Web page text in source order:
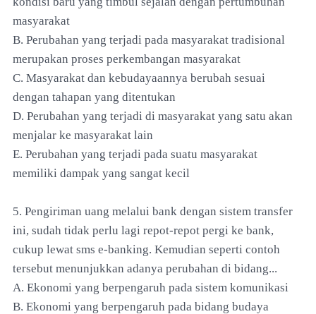
masyarakat
B. Perubahan yang terjadi pada masyarakat tradisional
merupakan proses perkembangan masyarakat
C. Masyarakat dan kebudayaannya berubah sesuai
dengan tahapan yang ditentukan
D. Perubahan yang terjadi di masyarakat yang satu akan
menjalar ke masyarakat lain
E. Perubahan yang terjadi pada suatu masyarakat
memiliki dampak yang sangat kecil
5. Pengiriman uang melalui bank dengan sistem transfer
ini, sudah tidak perlu lagi repot-repot pergi ke bank,
cukup lewat sms e-banking. Kemudian seperti contoh
tersebut menunjukkan adanya perubahan di bidang...
A. Ekonomi yang berpengaruh pada sistem komunikasi
B. Ekonomi yang berpengaruh pada bidang budaya